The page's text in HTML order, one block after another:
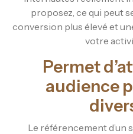
proposez, ce qui peut
conversion plus élevé et
votre
Permet
audience
Le référencement d’un